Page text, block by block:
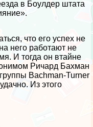
в Боулдер штата
что его успех не
него работают не
И тогда он втайне
Ричард Бахман
Bachman-Turner
Из этого